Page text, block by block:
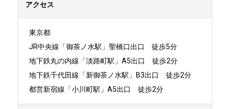
アクセス
東京都
JR中央線「御茶ノ水駅」聖橋口出口　徒歩5分
地下鉄丸の内線「淡路町駅」A5出口　徒歩2分
地下鉄千代田線「新御茶ノ水駅」B3出口　徒歩2分
都営新宿線「小川町駅」A5出口　徒歩2分